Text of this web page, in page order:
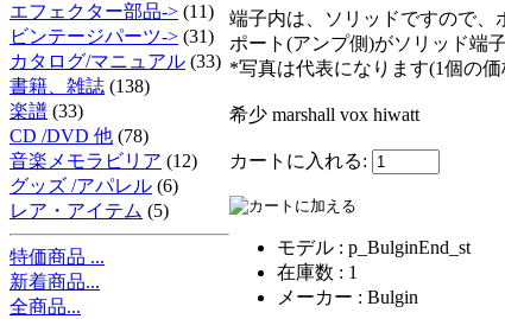
エフェクター部品-> (11)
ビンテージパーツ-> (31)
カタログ/マニュアル (33)
書籍、雑誌 (138)
楽譜 (33)
CD /DVD 他 (78)
音楽メモラビリア (12)
グッズ /アパレル (6)
レア・アイテム (5)
特価商品 ...
新着商品...
全商品...
端子内は、ソリッドですので、
ポート(アンプ側)がソリッド端
*写真は代表になります(1個の価
希少 marshall vox hiwatt
カートに入れる:
モデル : p_BulginEnd_st
在庫数 : 1
メーカー : Bulgin